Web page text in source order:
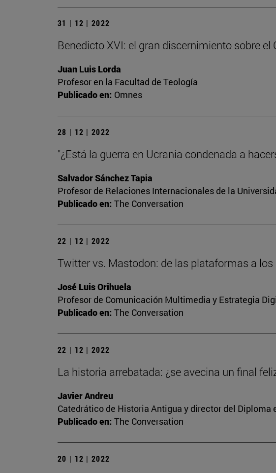
31 | 12 | 2022
Benedicto XVI: el gran discernimiento sobre el
Juan Luis Lorda
Profesor en la Facultad de Teología
Publicado en: Omnes
28 | 12 | 2022
"¿Está la guerra en Ucrania condenada a
Salvador Sánchez Tapia
Profesor de Relaciones Internacionales de la
Publicado en: The Conversation
22 | 12 | 2022
Twitter vs. Mastodon: de las plataformas a
José Luis Orihuela
Profesor de Comunicación Multimedia y Estrategia
Publicado en: The Conversation
22 | 12 | 2022
La historia arrebatada: ¿se avecina un final
Javier Andreu
Catedrático de Historia Antigua y director del Diploma
Publicado en: The Conversation
20 | 12 | 2022